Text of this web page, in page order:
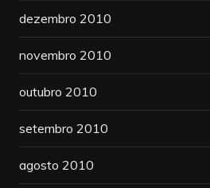
dezembro 2010
novembro 2010
outubro 2010
setembro 2010
agosto 2010